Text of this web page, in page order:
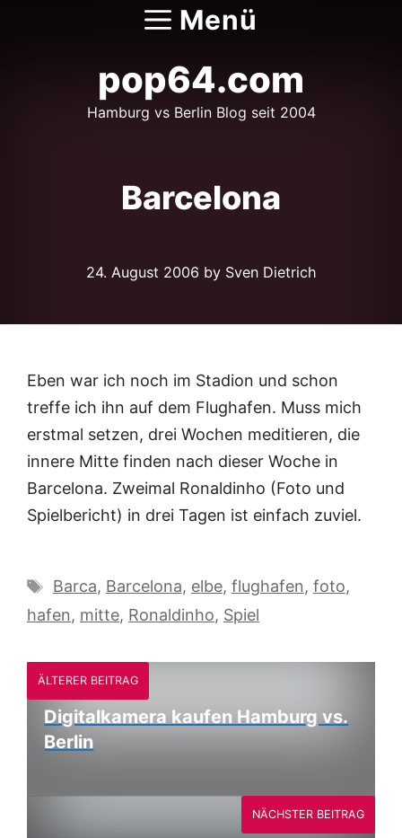
Menü
pop64.com
Hamburg vs Berlin Blog seit 2004
Barcelona
24. August 2006 by Sven Dietrich
Eben war ich noch im Stadion und schon
treffe ich ihn auf dem Flughafen. Muss mich
erstmal setzen, drei Wochen meditieren, die
innere Mitte finden nach dieser Woche in
Barcelona. Zweimal Ronaldinho (Foto und
Spielbericht) in drei Tagen ist einfach zuviel.
Schlagwörter
Barca, Barcelona, elbe, flughafen, foto,
hafen, mitte, Ronaldinho, Spiel
ÄLTERER BEITRAG
Digitalkamera kaufen Hamburg vs.
Berlin
NÄCHSTER BEITRAG